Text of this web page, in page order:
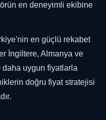
en deneyimli ekibine
en güçlü rekabet
İngiltere, Almanya ve
daha uygun fiyatlarla
doğru fiyat stratejisi